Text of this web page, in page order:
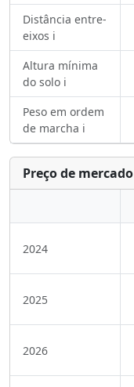
Distância entre-
eixos ℹ️
Altura mínima
do solo ℹ️
Peso em ordem
de marcha ℹ️
Preço de mercado
2024
2025
2026